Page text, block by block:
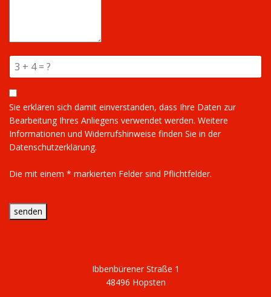
Sie erklären sich damit einverstanden, dass Ihre Daten zur
Bearbeitung Ihres Anliegens verwendet werden. Weitere
Informationen und Widerrufshinweise finden Sie in der
Datenschutzerklärung.
Die mit einem * markierten Felder sind Pflichtfelder.
senden
Ibbenbürener Straße 1
48496 Hopsten